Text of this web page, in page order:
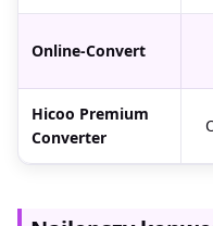
Online-Convert
Hicoo Premium
Converter